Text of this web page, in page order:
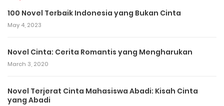
100 Novel Terbaik Indonesia yang Bukan Cinta
May 4, 2023
Novel Cinta: Cerita Romantis yang Mengharukan
March 3, 2020
Novel Terjerat Cinta Mahasiswa Abadi: Kisah Cinta
yang Abadi